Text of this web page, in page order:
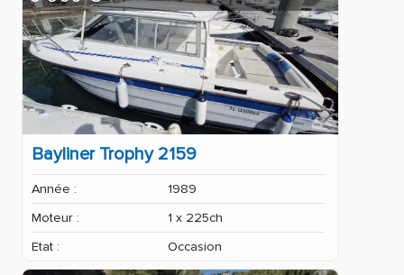
Bayliner Trophy 2159
Année :
1989
Moteur :
1 x 225ch
Etat :
Occasion